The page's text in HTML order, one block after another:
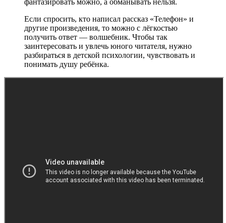
фантазировать можно, а обманывать нельзя.
Если спросить, кто написал рассказ «Телефон» и
другие произведения, то можно с лёгкостью
получить ответ — волшебник. Чтобы так
заинтересовать и увлечь юного читателя, нужно
разбираться в детской психологии, чувствовать и
понимать душу ребёнка.